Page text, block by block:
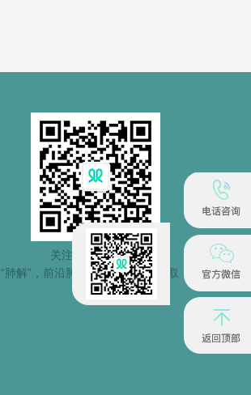
关注肺癌帮公众号
“肺解”，前沿肺癌信息第一时间获取！